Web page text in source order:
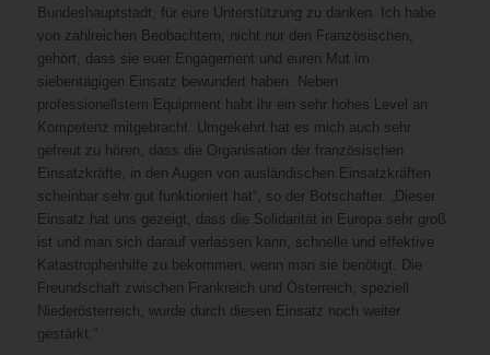
Bundeshauptstadt, für eure Unterstützung zu danken. Ich habe
von zahlreichen Beobachtern, nicht nur den Französischen,
gehört, dass sie euer Engagement und euren Mut im
siebentägigen Einsatz bewundert haben. Neben
professionellstem Equipment habt ihr ein sehr hohes Level an
Kompetenz mitgebracht. Umgekehrt hat es mich auch sehr
gefreut zu hören, dass die Organisation der französischen
Einsatzkräfte, in den Augen von ausländischen Einsatzkräften
scheinbar sehr gut funktioniert hat“, so der Botschafter. „Dieser
Einsatz hat uns gezeigt, dass die Solidarität in Europa sehr groß
ist und man sich darauf verlassen kann, schnelle und effektive
Katastrophenhilfe zu bekommen, wenn man sie benötigt. Die
Freundschaft zwischen Frankreich und Österreich, speziell
Niederösterreich, wurde durch diesen Einsatz noch weiter
gestärkt.“